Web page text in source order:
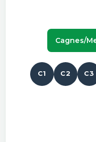
Cagnes/
C1 C2 C3